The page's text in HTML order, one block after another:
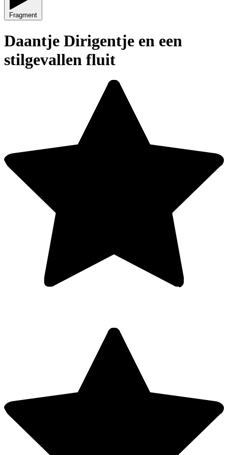
Fragment
Daantje Dirigentje en een
stilgevallen fluit